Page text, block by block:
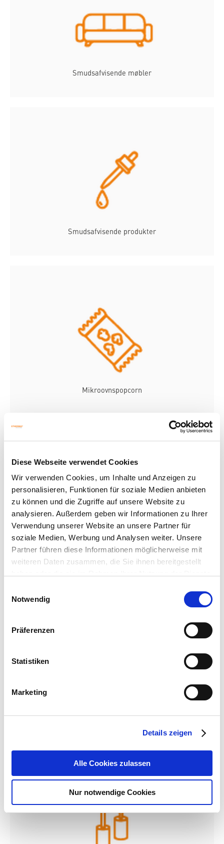
Diese Webseite verwendet Cookies
Wir verwenden Cookies, um Inhalte und Anzeigen zu
personalisieren, Funktionen für soziale Medien anbieten
zu können und die Zugriffe auf unsere Website zu
analysieren. Außerdem geben wir Informationen zu Ihrer
Verwendung unserer Website an unsere Partner für
soziale Medien, Werbung und Analysen weiter. Unsere
Partner führen diese Informationen möglicherweise mit
weiteren Daten zusammen, die Sie ihnen bereitgestellt
Notwendig
Präferenzen
Statistiken
Marketing
Details zeigen
Alle Cookies zulassen
Nur notwendige Cookies
Smudsafvisende møbler
Smudsafvisende produkter
Mikroovnspopcorn
Pesticider